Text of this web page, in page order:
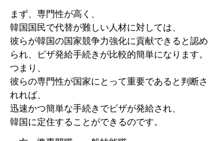
まず、専門性が高く、
韓国国民で代替が難しい人材に対しては、
彼らが韓国の国家競争力強化に貢献できると認め
られ、ビザ発給手続きが比較的簡単になります。
つまり、
彼らの専門性が国家にとって重要であると判断さ
れれば、
迅速かつ簡単な手続きでビザが発給され、
韓国に定住することができるのです。